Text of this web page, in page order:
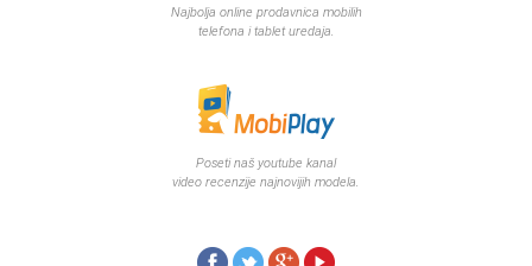
Najbolja online prodavnica mobilih
telefona i tablet uredaja.
Poseti naš youtube kanal
video recenzije najnovijih modela.